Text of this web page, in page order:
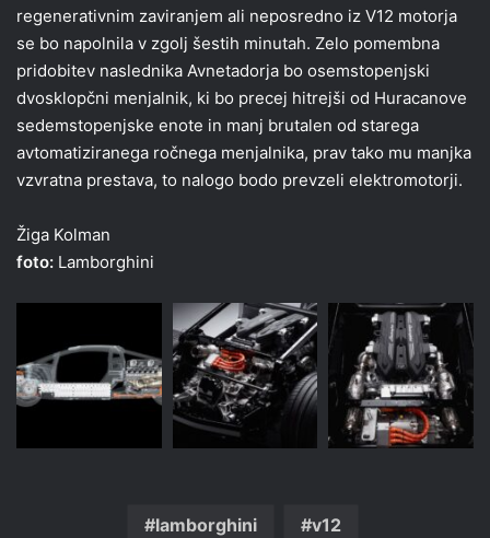
regenerativnim zaviranjem ali neposredno iz V12 motorja
se bo napolnila v zgolj šestih minutah. Zelo pomembna
pridobitev naslednika Avnetadorja bo osemstopenjski
dvosklopčni menjalnik, ki bo precej hitrejši od Huracanove
sedemstopenjske enote in manj brutalen od starega
avtomatiziranega ročnega menjalnika, prav tako mu manjka
vzvratna prestava, to nalogo bodo prevzeli elektromotorji.
Žiga Kolman
foto: Lamborghini
lamborghini v12